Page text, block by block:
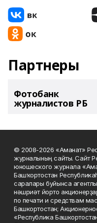
Партнеры
Фотобанк
журналистов РБ
© 2008-2026 «Аманат»
журналының сайты. Сайт
юношеского журнала
Башҡортостан
саралары буйынса
нәшриәт йорто
по печати и средствам
Башкортостан;
«Республика